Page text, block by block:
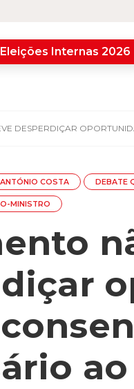
Eleições Internas 2026
DESPERDIÇAR
ANTÓNIO COSTA DEBATE
MINISTRO